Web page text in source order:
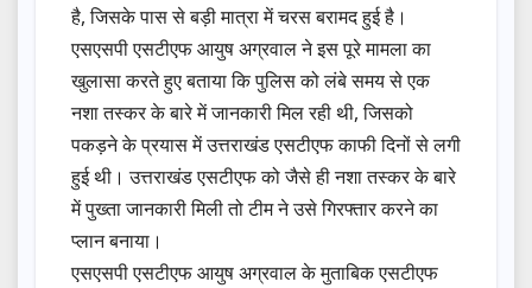
है, जिसके पास से बड़ी मात्रा में चरस बरामद हुई है।
एसएसपी एसटीएफ आयुष अग्रवाल ने इस पूरे मामला का
खुलासा करते हुए बताया कि पुलिस को लंबे समय से एक
नशा तस्कर के बारे में जानकारी मिल रही थी, जिसको
पकड़ने के प्रयास में उत्तराखंड एसटीएफ काफी दिनों से लगी
हुई थी। उत्तराखंड एसटीएफ को जैसे ही नशा तस्कर के बारे
में पुख्ता जानकारी मिली तो टीम ने उसे गिरफ्तार करने का
प्लान बनाया।
एसएसपी एसटीएफ आयुष अग्रवाल के मुताबिक एसटीएफ